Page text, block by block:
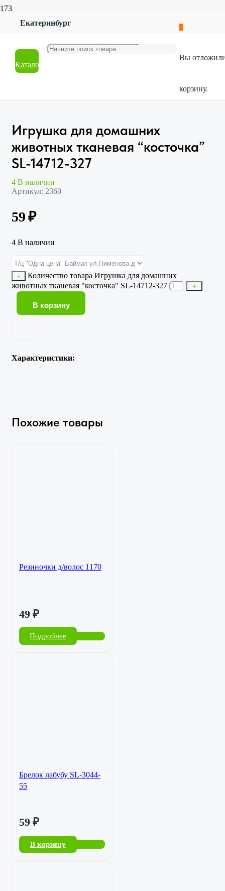
Екатеринбург
Каталог
Вы
корзину.
Красота и гигиена
Игрушка для домашних животных тканевая “косточка”
Игрушка для домашних
животных тканевая “косточка”
SL-14712-327
4 В наличии
Артикул: 2360
59₽
4 В наличии
-
Количество товара Игрушка для домашних
животных тканевая "косточка" SL-14712-327
+
В корзину
Характеристики:
Похожие товары
Резиночки д/волос 1170
49 ₽
Подробнее
Брелок лабубу SL-3044-
55
59 ₽
В корзину